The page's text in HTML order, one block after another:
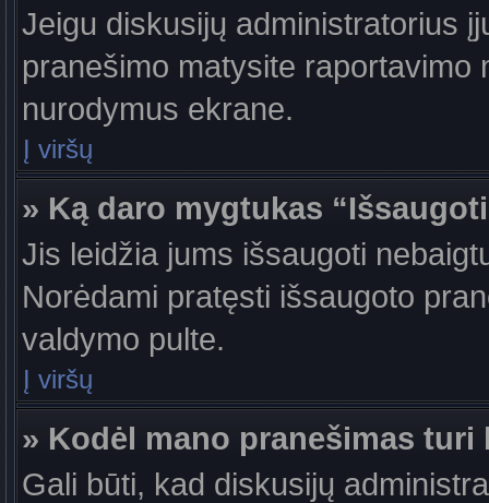
Jeigu diskusijų administratorius
pranešimo matysite
nurodymus ekrane.
Į viršų
» Ką daro mygtukas
Jis leidžia jums išsaugoti
Norėdami pratęsti išsaugoto
valdymo pulte.
Į viršų
» Kodėl mano pranešimas
Gali būti, kad diskusijų